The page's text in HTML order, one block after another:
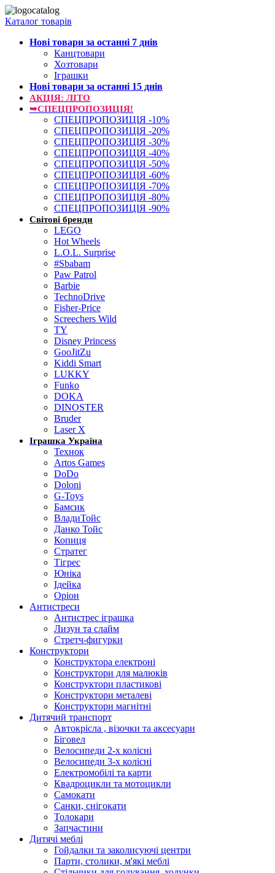
Каталог товарів
Нові товари за останнi 7 днiв
Канцтовари
Хозтовари
Іграшки
Нові товари за останнi 15 днiв
АКЦІЯ: ЛІТО
➥СПЕЦПРОПОЗИЦІЯ!
СПЕЦПРОПОЗИЦІЯ -10%
СПЕЦПРОПОЗИЦІЯ -20%
СПЕЦПРОПОЗИЦІЯ -30%
СПЕЦПРОПОЗИЦІЯ -40%
СПЕЦПРОПОЗИЦІЯ -50%
СПЕЦПРОПОЗИЦІЯ -60%
СПЕЦПРОПОЗИЦІЯ -70%
СПЕЦПРОПОЗИЦІЯ -80%
СПЕЦПРОПОЗИЦІЯ -90%
Світові бренди
LEGO
Hot Wheels
L.O.L. Surprise
#Sbabam
Paw Patrol
Barbie
TechnoDrive
Fisher-Price
Screechers Wild
TY
Disney Princess
GooJitZu
Kiddi Smart
LUKKY
Funko
DOKA
DINOSTER
Bruder
Laser X
Іграшка Україна
Технок
Artos Games
DoDo
Doloni
G-Toys
Бамсик
ВладиТойс
Данко Тойс
Копиця
Стратег
Тігрес
Юніка
Ідейка
Оріон
Антистреси
Антистрес іграшка
Лизун та слайм
Стретч-фигурки
Конструктори
Конструктора електроні
Конструктори для малюків
Конструктори пластикові
Конструктори металеві
Конструктори магнітні
Дитячий транспорт
Автокрісла , візочки та аксесуари
Біговел
Велосипеди 2-х колісні
Велосипеди 3-х колісні
Електромобілі та карти
Квадроцикли та мотоцикли
Самокати
Санки, снігокати
Толокари
Запчастини
Дитячі меблі
Гойдалки та заколисуючі центри
Парти, столики, м'які меблі